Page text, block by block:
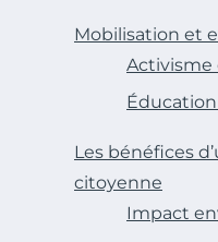
Mobilisation et
Activisme
Les bénéfices
citoyenne
Impact